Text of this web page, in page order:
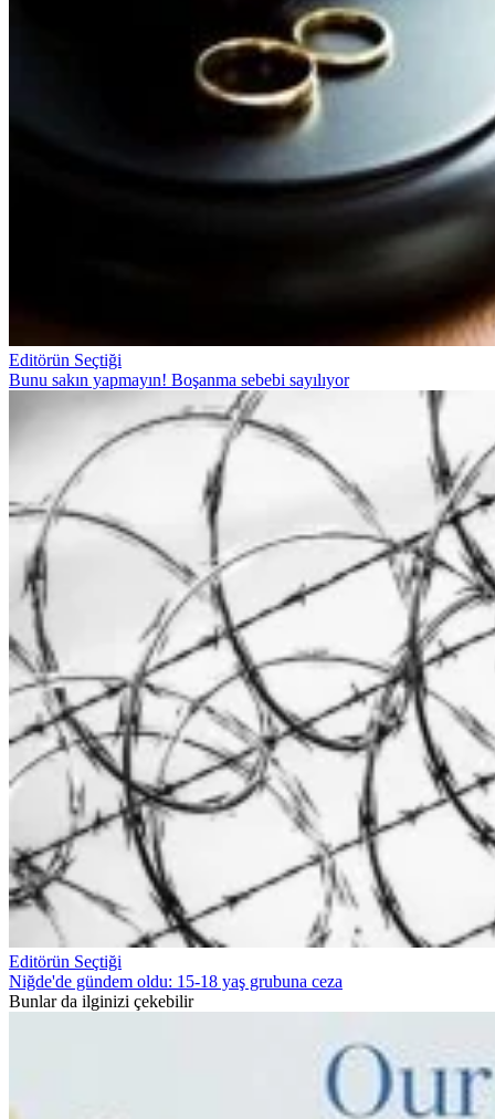
Editörün Seçtiği
Bunu sakın yapmayın! Boşanma sebebi sayılıyor
Editörün Seçtiği
Niğde'de gündem oldu: 15-18 yaş grubuna ceza
Bunlar da ilginizi çekebilir